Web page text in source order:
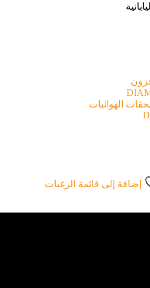
الهوائيات
إضافة إلى قائمة الرغبات